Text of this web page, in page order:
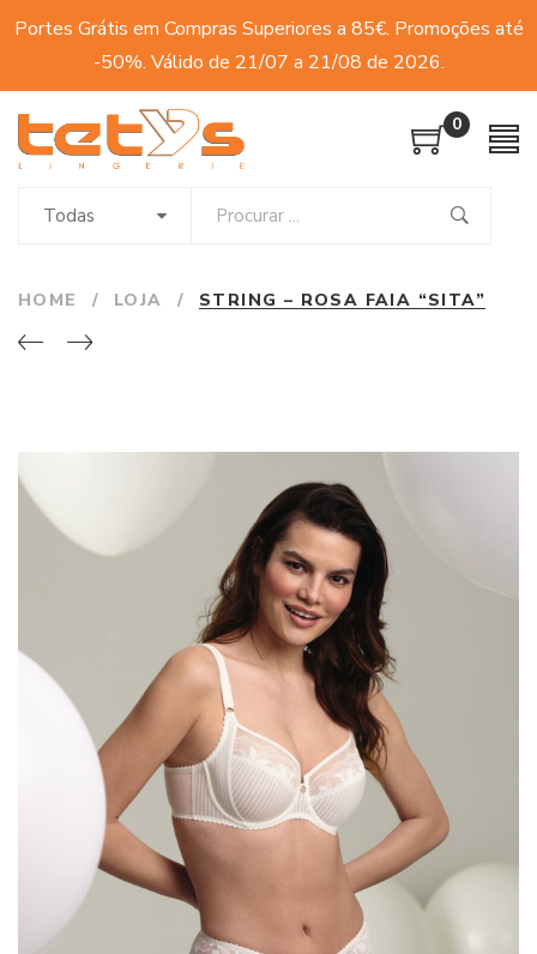
Portes Grátis em Compras Superiores a 85€. Promoções até
-50%. Válido de 21/07 a 21/08 de 2026.
0
Todas
HOME / LOJA / STRING – ROSA FAIA “SITA”